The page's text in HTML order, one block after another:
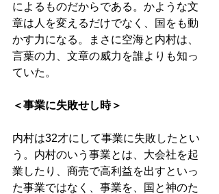
によるものだからである。かような文
章は人を変えるだけでなく、国をも動
かす力になる。まさに空海と内村は、
言葉の力、文章の威力を誰よりも知っ
ていた。
＜事業に失敗せし時＞
内村は32才にして事業に失敗したとい
う。内村のいう事業とは、大会社を起
業したり、商売で高利益を出すといっ
た事業ではなく、事業を、国と神のた